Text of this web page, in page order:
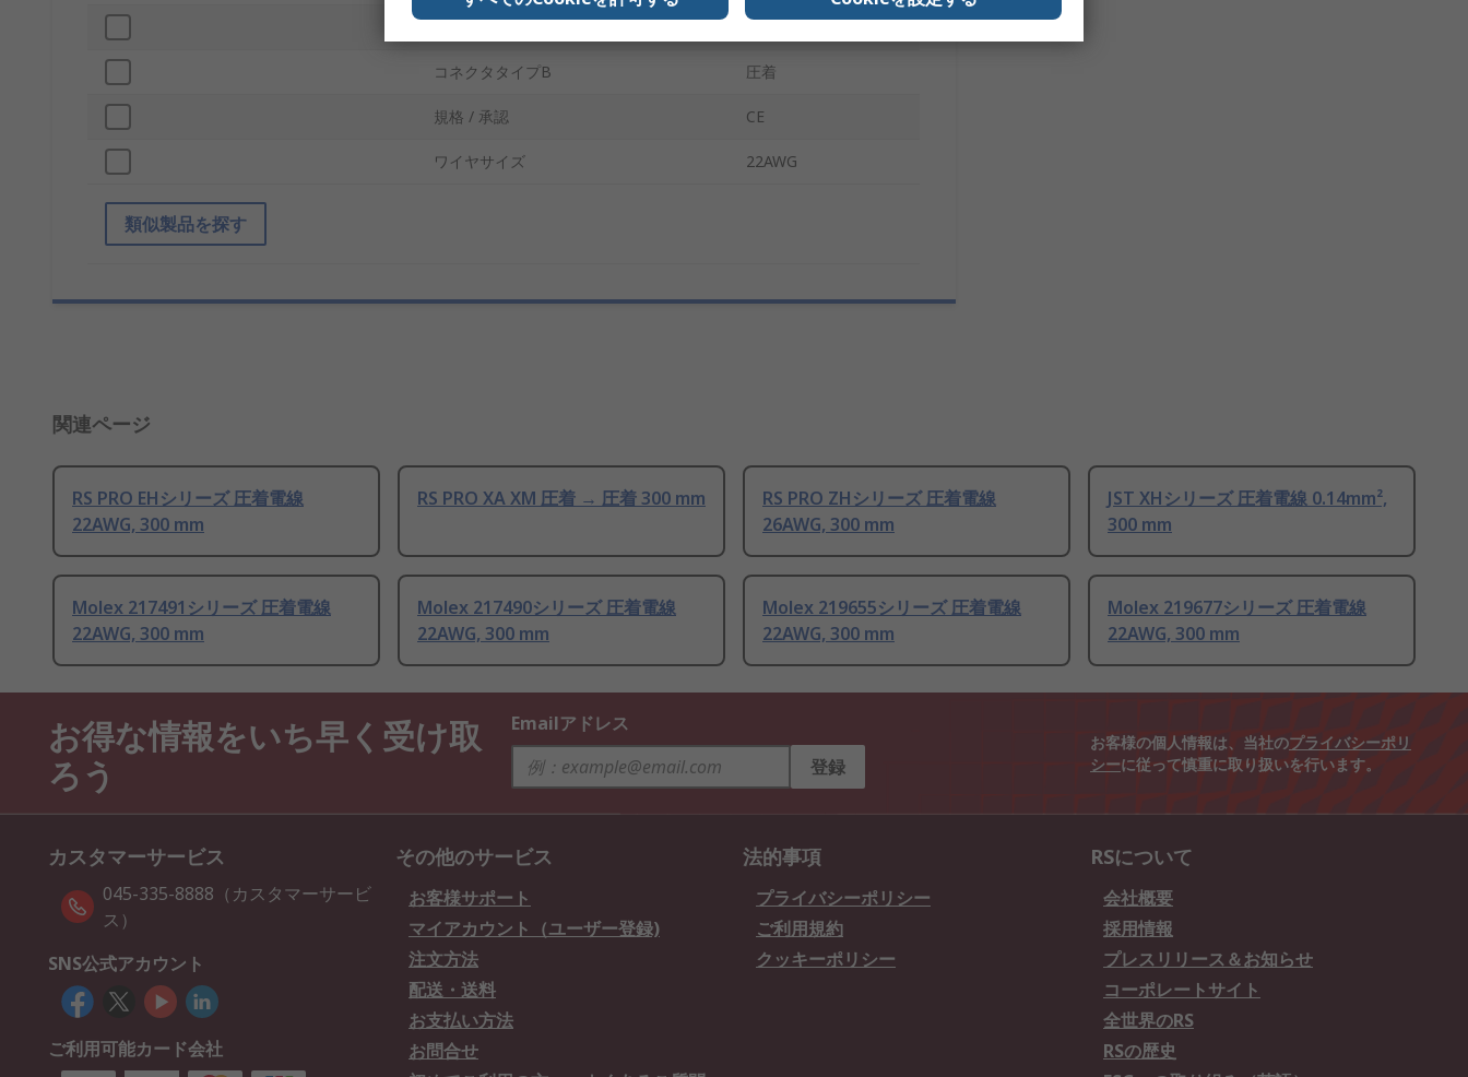
コネクタタイプB 圧着
規格 / 承認 CE
ワイヤサイズ 22AWG
類似製品を探す
関連ページ
RS PRO EHシリーズ 圧着電線
22AWG, 300 mm
RS PRO XA XM 圧着 → 圧着 300 mm
RS PRO ZHシリーズ 圧着電線
26AWG, 300 mm
JST XHシリーズ 圧着電線 0.14mm²,
300 mm
Molex 217491シリーズ 圧着電線
22AWG, 300 mm
Molex 217490シリーズ 圧着電線
22AWG, 300 mm
Molex 219655シリーズ 圧着電線
22AWG, 300 mm
Molex 219677シリーズ 圧着電線
22AWG, 300 mm
お得な情報をいち早く受け取
ろう
Emailアドレス
登録
お客様の個人情報は、当社のプライバシーポリ
シーに従って慎重に取り扱いを行います。
カスタマーサービス
045-335-8888（カスタマーサービ
ス）
SNS公式アカウント
ご利用可能カード会社
その他のサービス
お客様サポート
マイアカウント（ユーザー登録)
注文方法
配送・送料
お支払い方法
お問合せ
法的事項
プライバシーポリシー
ご利用規約
クッキーポリシー
RSについて
会社概要
採用情報
プレスリリース＆お知らせ
コーポレートサイト
全世界のRS
RSの歴史